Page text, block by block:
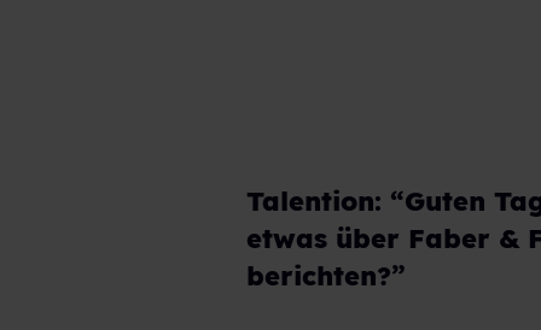
Talention: “Guten
etwas über Faber &
berichten?”